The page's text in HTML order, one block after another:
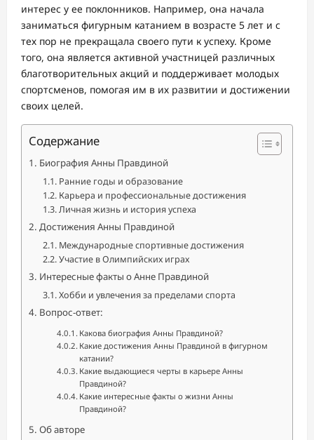
интерес у ее поклонников. Например, она начала
заниматься фигурным катанием в возрасте 5 лет и с
тех пор не прекращала своего пути к успеху. Кроме
того, она является активной участницей различных
благотворительных акций и поддерживает молодых
спортсменов, помогая им в их развитии и достижении
своих целей.
Содержание
Биография Анны Правдиной
Ранние годы и образование
Карьера и профессиональные достижения
Личная жизнь и история успеха
Достижения Анны Правдиной
Международные спортивные достижения
Участие в Олимпийских играх
Интересные факты о Анне Правдиной
Хобби и увлечения за пределами спорта
Вопрос-ответ:
Какова биография Анны Правдиной?
Какие достижения Анны Правдиной в фигурном
катании?
Какие выдающиеся черты в карьере Анны
Правдиной?
Какие интересные факты о жизни Анны
Правдиной?
Об авторе